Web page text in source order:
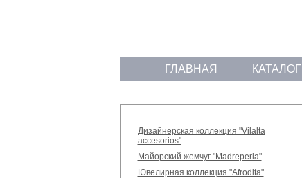
ГЛАВНАЯ КАТАЛОГ
Дизайнерская коллекция "Vilalta
accesorios"
Майорский жемчуг "Madreperla"
Ювелирная коллекция "Afrodita"